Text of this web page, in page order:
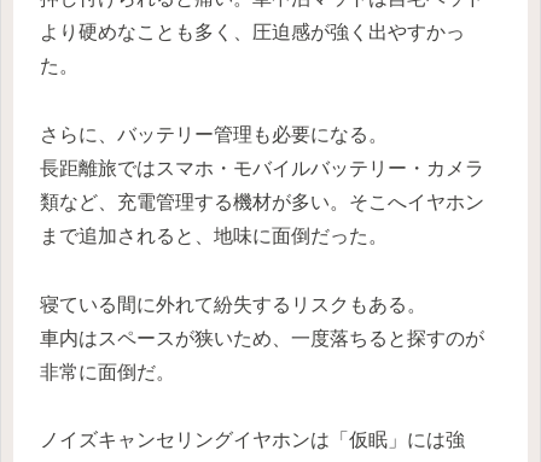
より硬めなことも多く、圧迫感が強く出やすかっ
た。
さらに、バッテリー管理も必要になる。
長距離旅ではスマホ・モバイルバッテリー・カメラ
類など、充電管理する機材が多い。そこへイヤホン
まで追加されると、地味に面倒だった。
寝ている間に外れて紛失するリスクもある。
車内はスペースが狭いため、一度落ちると探すのが
非常に面倒だ。
ノイズキャンセリングイヤホンは「仮眠」には強